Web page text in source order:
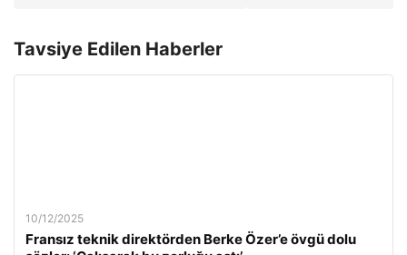
Tavsiye Edilen Haberler
10/12/2025
Fransız teknik direktörden Berke Özer’e övgü dolu